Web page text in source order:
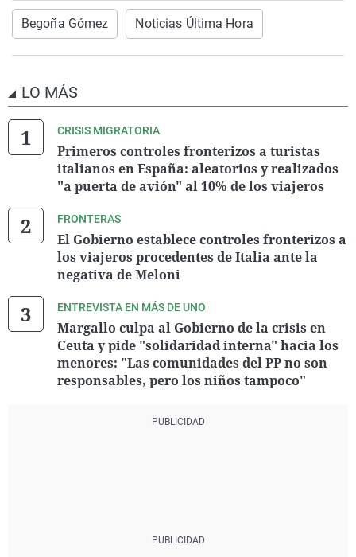
Begoña Gómez Noticias Última Hora
LO MÁS
CRISIS MIGRATORIA
Primeros controles fronterizos a turistas
italianos en España: aleatorios y realizados
"a puerta de avión" al 10% de los viajeros
FRONTERAS
El Gobierno establece controles fronterizos a
los viajeros procedentes de Italia ante la
negativa de Meloni
ENTREVISTA EN MÁS DE UNO
Margallo culpa al Gobierno de la crisis en
Ceuta y pide "solidaridad interna" hacia los
menores: "Las comunidades del PP no son
responsables, pero los niños tampoco"